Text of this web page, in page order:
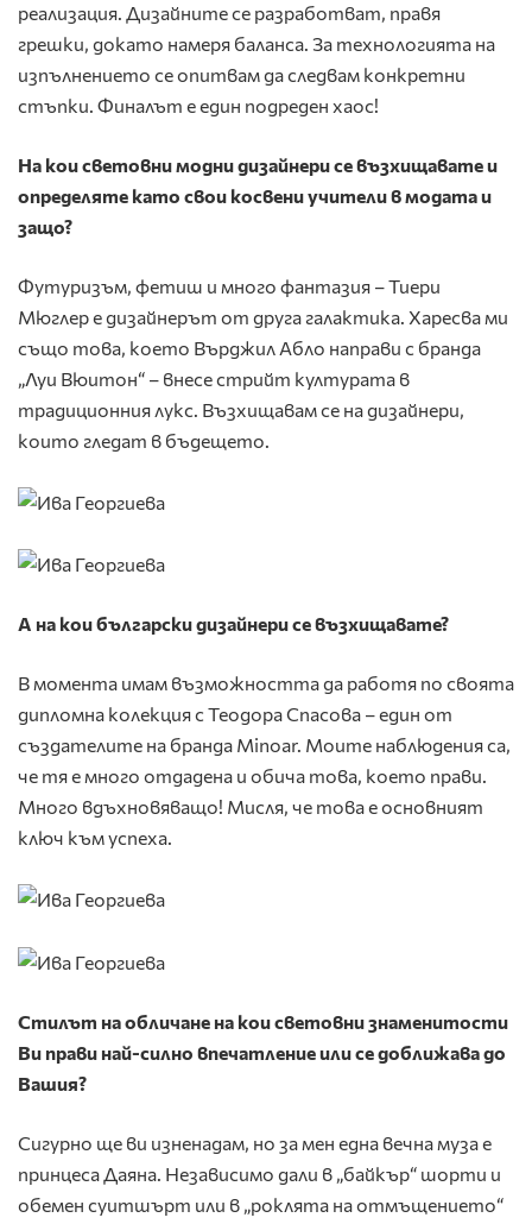
реализация. Дизайните се разработват, правя
грешки, докато намеря баланса. За технологията на
изпълнението се опитвам да следвам конкретни
стъпки. Финалът е един подреден хаос!
На кои световни модни дизайнери се възхищавате и
определяте като свои косвени учители в модата и
защо?
Футуризъм, фетиш и много фантазия – Тиери
Мюглер е дизайнерът от друга галактика. Харесва ми
също това, което Върджил Абло направи с бранда
„Луи Вюитон“ – внесе стрийт културата в
традиционния лукс. Възхищавам се на дизайнери,
които гледат в бъдещето.
А на кои български дизайнери се възхищавате?
В момента имам възможността да работя по своята
дипломна колекция с Теодора Спасова – един от
създателите на бранда Minoar. Моите наблюдения са,
че тя е много отдадена и обича това, което прави.
Много вдъхновяващо! Мисля, че това е основният
ключ към успеха.
Стилът на обличане на кои световни знаменитости
Ви прави най-силно впечатление или се доближава до
Вашия?
Сигурно ще ви изненадам, но за мен една вечна муза е
принцеса Даяна. Независимо дали в „байкър“ шорти и
обемен суитшърт или в „роклята на отмъщението“